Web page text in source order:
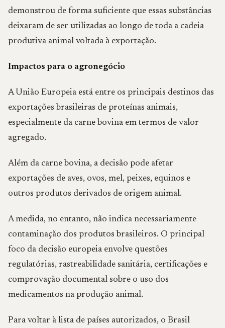
demonstrou de forma suficiente que essas substâncias
deixaram de ser utilizadas ao longo de toda a cadeia
produtiva animal voltada à exportação.
Impactos para o agronegócio
A União Europeia está entre os principais destinos das
exportações brasileiras de proteínas animais,
especialmente da carne bovina em termos de valor
agregado.
Além da carne bovina, a decisão pode afetar
exportações de aves, ovos, mel, peixes, equinos e
outros produtos derivados de origem animal.
A medida, no entanto, não indica necessariamente
contaminação dos produtos brasileiros. O principal
foco da decisão europeia envolve questões
regulatórias, rastreabilidade sanitária, certificações e
comprovação documental sobre o uso dos
medicamentos na produção animal.
Para voltar à lista de países autorizados, o Brasil